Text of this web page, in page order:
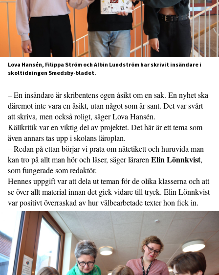
Lova Hansén, Filippa Ström och Albin Lundström har skrivit insändare i
skoltidningen Smedsby-bladet.
– En insändare är skribentens egen åsikt om en sak. En nyhet ska
däremot inte vara en åsikt, utan något som är sant. Det var svårt
att skriva, men också roligt, säger Lova Hansén.
Källkritik var en viktig del av projektet. Det här är ett tema som
även annars tas upp i skolans läroplan.
– Redan på ettan börjar vi prata om nätetikett och huruvida man
kan tro på allt man hör och läser, säger läraren Elin Lönnkvist,
som fungerade som redaktör.
Hennes uppgift var att dela ut teman för de olika klasserna och att
se över allt material innan det gick vidare till tryck. Elin Lönnkvist
var positivt överraskad av hur välbearbetade texter hon fick in.